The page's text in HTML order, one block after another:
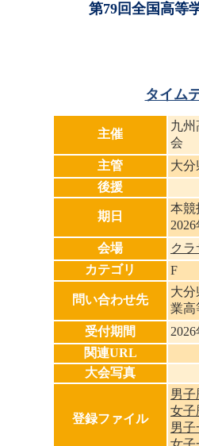
第79回全国高等
タイム
主催
九
会
主管
大
後援
期日
本競
会場
ク
カテゴリ
F
問い合わせ先
大
業高
受付期間
関連URL
大会写真
登録ファイル
男子
女子
男子